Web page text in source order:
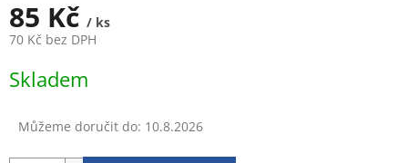
85 Kč / ks
70 Kč bez DPH
cena:
Skladem
Můžeme doručit do: 10.8.2026